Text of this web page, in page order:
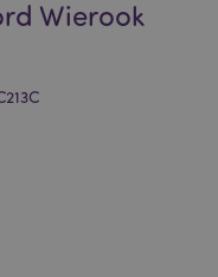
Wierook